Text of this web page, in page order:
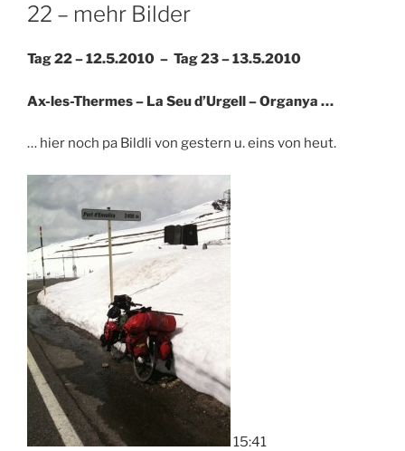
22 – mehr Bilder
Tag 22 – 12.5.2010 – Tag 23–13.5.2010
Ax-les-Thermes – La Seu d’Urgell – Organya …
… hier noch pa Bildli von gestern u. eins von heut.
15:41